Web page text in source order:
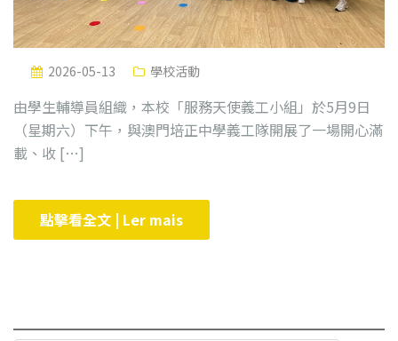
2026-05-13 學校活動
由學生輔導員組織，本校「服務天使義工小組」於5月9日
（星期六）下午，與澳門培正中學義工隊開展了一場開心滿
載、收 […]
點擊看全文 | Ler mais